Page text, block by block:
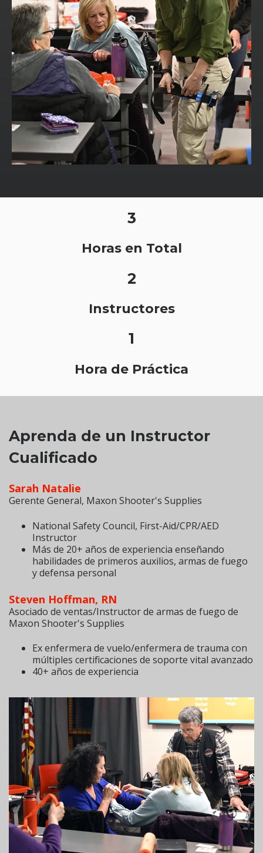
3
Horas en Total
2
Instructores
1
Hora de Práctica
Aprenda de un Instructor
Cualificado
Sarah Natalie
Gerente General, Maxon Shooter's Supplies
National Safety Council, First-Aid/CPR/AED
Instructor
Más de 20+ años de experiencia enseñando
habilidades de primeros auxilios, armas de fuego
y defensa personal
Steven Hoffman, RN
Asociado de ventas/Instructor de armas de fuego de
Maxon Shooter's Supplies
Ex enfermera de vuelo/enfermera de trauma con
múltiples certificaciones de soporte vital avanzado
40+ años de experiencia